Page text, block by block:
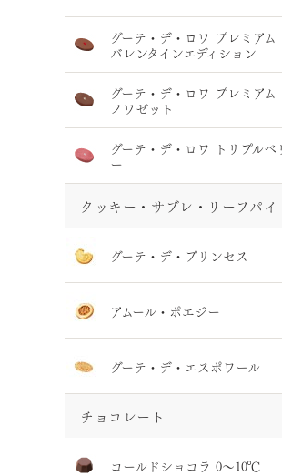
グーテ・デ・ロワ プレミアム
バレンタインエディション
グーテ・デ・ロワ プレミアム
ノワゼット
グーテ・デ・ロワ トリプルベ
ー
クッキー・サブレ・リーフパイ
グーテ・デ・プリンセス
アムール・ポエジー
グーテ・デ・エスポワール
チョコレート
コールドショコラ 0～10℃